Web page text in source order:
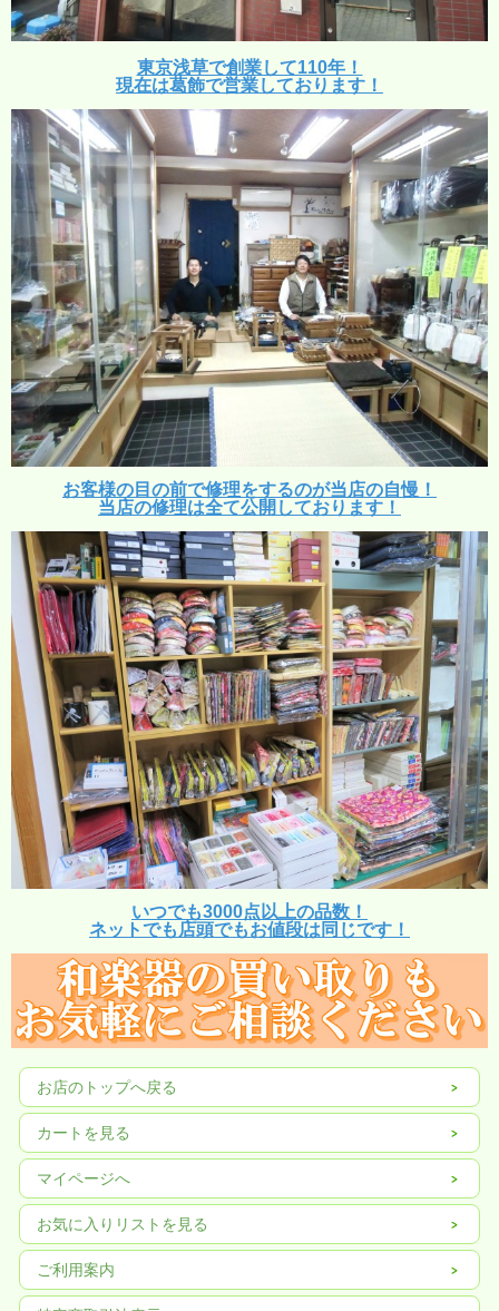
東京浅草で創業して110年！
現在は葛飾で営業しております！
お客様の目の前で修理をするのが当店の自慢！
当店の修理は全て公開しております！
いつでも3000点以上の品数！
ネットでも店頭でもお値段は同じです！
お店のトップへ戻る
カートを見る
マイページへ
お気に入りリストを見る
ご利用案内